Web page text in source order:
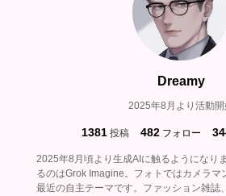
Dreamy
2025年8月より活動開
1381 投稿 482 フォロー
2025年8月頃より生成AIに触るようになり
るのはGrok Imagine。フォトではカメラマ
最近の自主テーマです。ファッション雑誌